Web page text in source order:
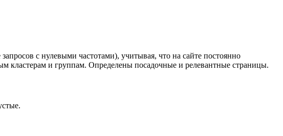
с нулевыми частотами), учитывая, что на сайте постоянно
кластерам и группам. Определены посадочные и релевантные страницы.